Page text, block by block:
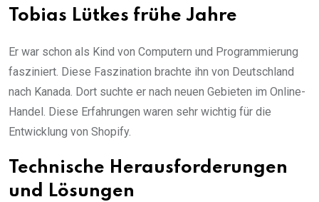
Tobias Lütkes frühe Jahre
Er war schon als Kind von Computern und Programmierung
fasziniert. Diese Faszination brachte ihn von Deutschland
nach Kanada. Dort suchte er nach neuen Gebieten im Online-
Handel. Diese Erfahrungen waren sehr wichtig für die
Entwicklung von Shopify.
Technische Herausforderungen
und Lösungen